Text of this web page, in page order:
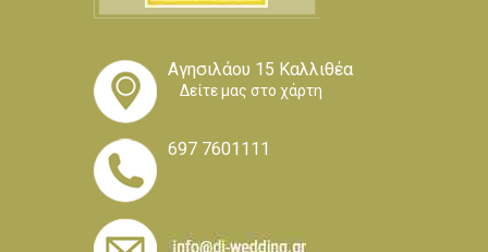
Αγησιλάου 15 Καλλιθέα
Δείτε μας στο χάρτη
697 7601111